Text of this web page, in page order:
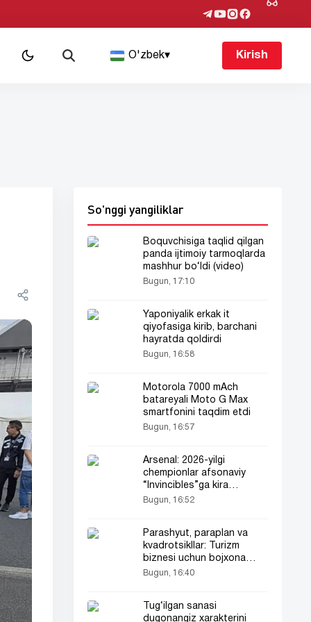
O'zbek▾ Kirish
So'nggi yangiliklar
Boquvchisiga taqlid qilgan
panda ijtimoiy tarmoqlarda
mashhur bo‘ldi (video)
Bugun, 17:10
Yaponiyalik erkak it
qiyofasiga kirib, barchani
hayratda qoldirdi
Bugun, 16:58
Motorola 7000 mAch
batareyali Moto G Max
smartfonini taqdim etdi
Bugun, 16:57
Arsenal: 2026-yilgi
chempionlar afsonaviy
“Invincibles”ga kira
oladimi?
Bugun, 16:52
Parashyut, paraplan va
kvadrotsikllar: Turizm
biznesi uchun bojxona
imtiyozlari beriladi
Bugun, 16:40
Tug‘ilgan sanasi
dugonangiz xarakterini